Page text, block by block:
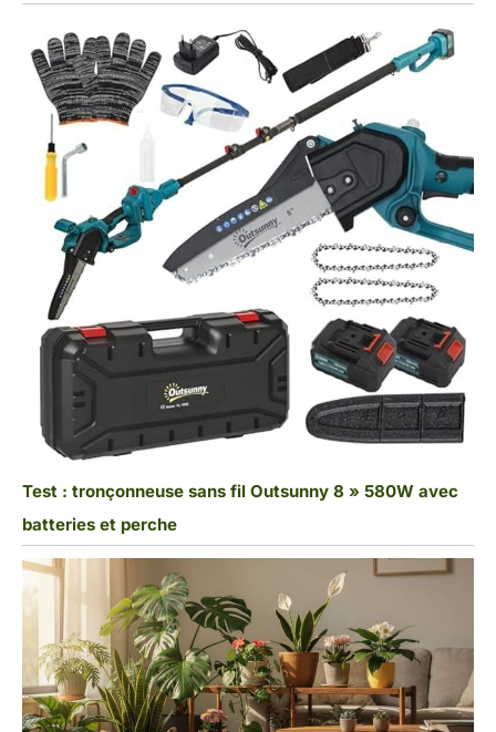
Test : tronçonneuse sans fil Outsunny 8 » 580W avec
batteries et perche